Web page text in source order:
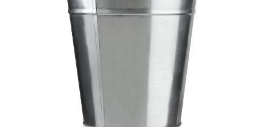
Клининговое оборудование
Компрессорное оборудование
Новогодние товары
Отопление и климат
Подарочные сертификаты